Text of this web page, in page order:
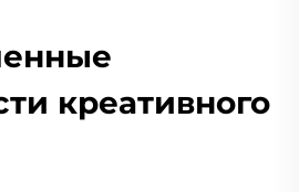
креативного